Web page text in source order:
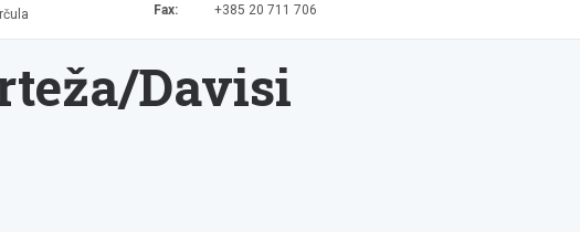
Fax:
+385 20 711 706
Davisi